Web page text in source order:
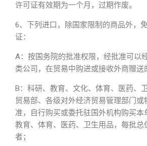
许可证有效期为一个月，过期作废。
6、下列进口，除国家限制的商品外，
证：
A：按国务院的批准权限，经批准可以
类公司，在贸易中购进或接收外商赠送
B：科研、教育、文化、体育、医药、
贸易部、各级对外经济贸易管理部门或
准，自行购买或委托驻国外机构购买本
教育、体育、医药、卫生用品，每批总
者；